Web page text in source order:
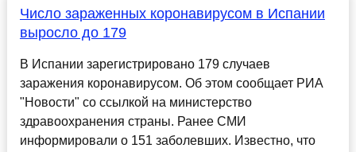
Число зараженных коронавирусом в Испании
выросло до 179
В Испании зарегистрировано 179 случаев
заражения коронавирусом. Об этом сообщает РИА
"Новости" со ссылкой на министерство
здравоохранения страны. Ранее СМИ
информировали о 151 заболевших. Известно, что